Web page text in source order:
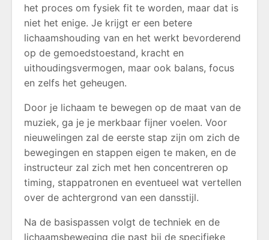
het proces om fysiek fit te worden, maar dat is
niet het enige. Je krijgt er een betere
lichaamshouding van en het werkt bevorderend
op de gemoedstoestand, kracht en
uithoudingsvermogen, maar ook balans, focus
en zelfs het geheugen.
Door je lichaam te bewegen op de maat van de
muziek, ga je je merkbaar fijner voelen. Voor
nieuwelingen zal de eerste stap zijn om zich de
bewegingen en stappen eigen te maken, en de
instructeur zal zich met hen concentreren op
timing, stappatronen en eventueel wat vertellen
over de achtergrond van een dansstijl.
Na de basispassen volgt de techniek en de
lichaamsbeweging die past bij de specifieke